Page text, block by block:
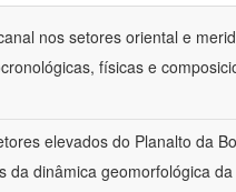
nos setores oriental e
físicas e
elevados do Planalto da
da dinâmica geomorfológica